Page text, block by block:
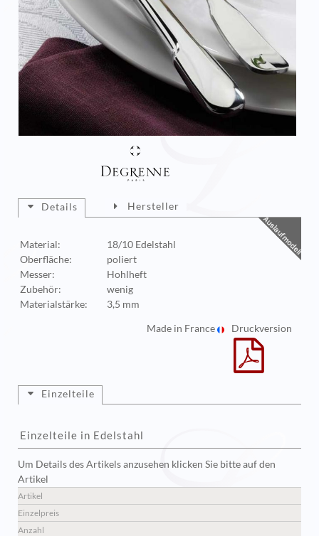
Details
Material:
18/10 Edelstahl
Oberfläche:
poliert
Messer:
Hohlheft
Zubehör:
wenig
Materialstärke:
3,5 mm
Hersteller
Made in France Druckversion
Einzelteile
Einzelteile in Edelstahl
Um Details des Artikels anzusehen klicken Sie bitte auf den
Artikel
Artikel
Einzelpreis
Anzahl